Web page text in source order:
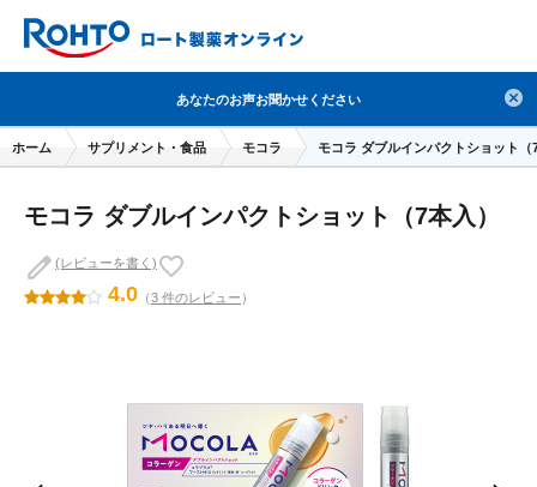
人気のキーワードで検索
目薬 ロートV5 日焼け止め 熱中症対策
デオコ セラミド オバジ ダーマセプトRX
アゼライン酸
冬虫夏草 セノビック
ブランドから探す 使用用途から探す
検索
あなたのお声お聞かせください
ホーム サプリメント・食品 モコラ モコラ ダブルインパクトショット（
モコラ ダブルインパクトショット（7本入）
4.0 （3 件のレビュー ）
(レビューを書く)